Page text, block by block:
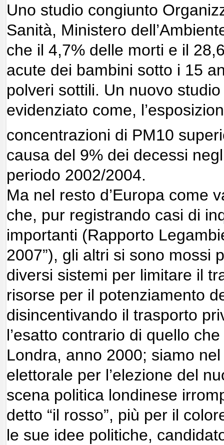
Uno studio congiunto
Sanità, Ministero
che il 4,7% delle morti e il
acute dei bambini sotto i 15
polveri sottili. Un nuovo
evidenziato come,
concentrazioni di PM10
causa del 9% dei decessi
periodo 2002/2004.
Ma nel resto d’Europa come
che, pur registrando casi di
importanti (Rapporto
2007”), gli altri si sono mossi
diversi sistemi per limitare il
risorse per il potenziamento
disincentivando il trasporto
l’esatto contrario di quello
Londra, anno 2000; siamo
elettorale per l’elezione del
scena politica londinese
detto “il rosso”, più per il
le sue idee politiche,